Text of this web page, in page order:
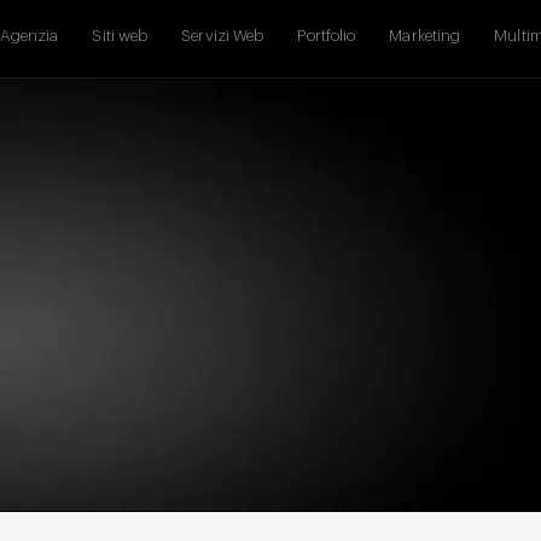
Agenzia Siti web Servizi Web Portfolio Marketing